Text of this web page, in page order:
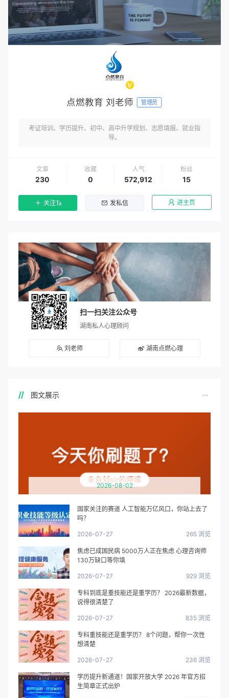
点燃教育 刘老师 管理员
考证培训、学历提升、初中、高中升学规划、志愿填报、就业指
导。
文章
230
收藏
0
人气
572,912
粉丝
15
关注Ta 发私信 进主页
扫一扫关注公众号
湖南私人心理顾问
刘老师 湖南点燃心理
图文展示
2026-08-02
国家关注的赛道 人工智能万亿风口，你站上去了
吗？
2026-07-27 265 浏览
焦虑已成国民病 5000万人正在焦虑 心理咨询师
130万缺口等你填
2026-07-27 929 浏览
专科到底是重技能还是重学历？ 2026最新数据，
说得很清楚了
2026-07-27 835 浏览
专科重技能还是重学历？ 8个问题，帮你一次性
想清楚
2026-07-27 236 浏览
学历提升新通道！国家开放大学 2026 年官方招
生简章正式出炉